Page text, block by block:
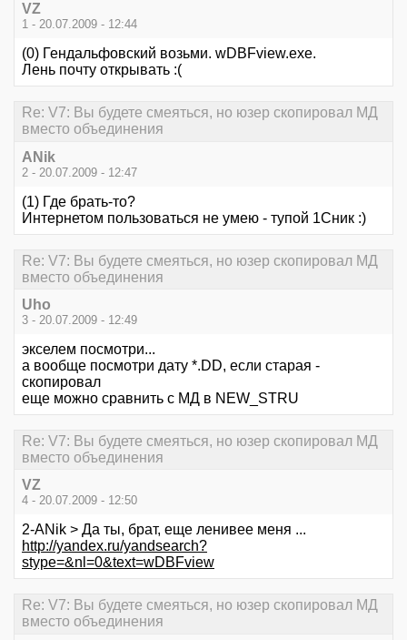
VZ
1 - 20.07.2009 - 12:44
(0) Гендальфовский возьми. wDBFview.exe.
Лень почту открывать :(
Re: V7: Вы будете смеяться, но юзер скопировал МД
вместо объединения
ANik
2 - 20.07.2009 - 12:47
(1) Где брать-то?
Интернетом пользоваться не умею - тупой 1Сник :)
Re: V7: Вы будете смеяться, но юзер скопировал МД
вместо объединения
Uho
3 - 20.07.2009 - 12:49
экселем посмотри...
а вообще посмотри дату *.DD, если старая -
скопировал
еще можно сравнить с МД в NEW_STRU
Re: V7: Вы будете смеяться, но юзер скопировал МД
вместо объединения
VZ
4 - 20.07.2009 - 12:50
2-ANik > Да ты, брат, еще ленивее меня ...
http://yandex.ru/yandsearch?
stype=&nl=0&text=wDBFview
Re: V7: Вы будете смеяться, но юзер скопировал МД
вместо объединения